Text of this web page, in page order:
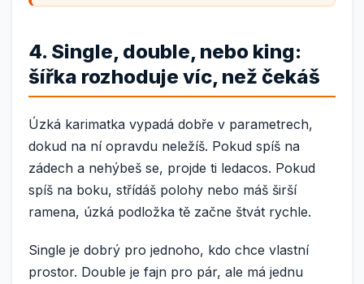
4. Single, double, nebo king:
šířka rozhoduje víc, než čekáš
Úzká karimatka vypadá dobře v parametrech,
dokud na ní opravdu neležíš. Pokud spíš na
zádech a nehýbeš se, projde ti ledacos. Pokud
spíš na boku, střídáš polohy nebo máš širší
ramena, úzká podložka tě začne štvát rychle.
Single je dobrý pro jednoho, kdo chce vlastní
prostor. Double je fajn pro pár, ale má jednu